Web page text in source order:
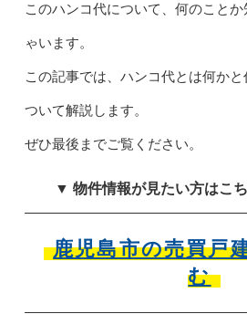
このハンコ代について、何のこと
ゃいます。
この記事では、ハンコ代とは何か
ついて解説します。
ぜひ最後までご覧ください。
▼ 物件情報が見たい方はこ
鹿児島市の売買戸
む